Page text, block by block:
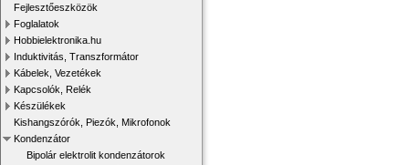
Fejlesztőeszközök
Foglalatok
Hobbielektronika.hu
Induktivitás, Transzformátor
Kábelek, Vezetékek
Kapcsolók, Relék
Készülékek
Kishangszórók, Piezók, Mikrofonok
Kondenzátor
Bipolár elektrolit kondenzátorok